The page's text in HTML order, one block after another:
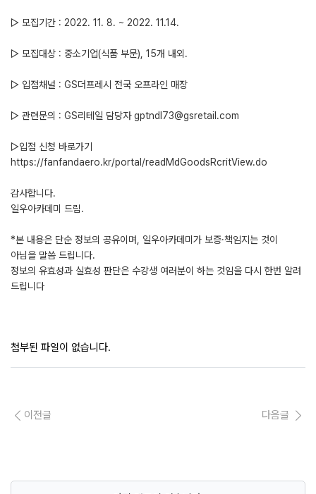
▷ 모집기간 : 2022. 11. 8. ~ 2022. 11.14.
▷ 모집대상 : 중소기업(식품 부문), 15개 내외.
▷ 입점채널 : GS더프레시 전국 오프라인 매장
▷ 관련문의 : GS리테일 담당자 gptndl73@gsretail.com
▷입점 신청 바로가기
https://fanfandaero.kr/portal/readMdGoodsRcritView.do
감사합니다.
일우아카데미 드림.
*본 내용은 단순 정보의 공유이며, 일우아카데미가 보증·책임지는 것이
아님을 말씀 드립니다.
정보의 유효성과 실효성 판단은 수강생 여러분이 하는 것임을 다시 한번 알려
드립니다
첨부된 파일이 없습니다.
이전글 다음글